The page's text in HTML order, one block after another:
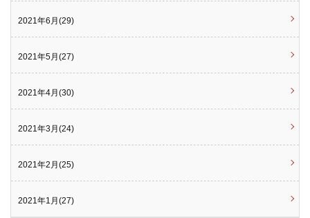
2021年6月(29)
2021年5月(27)
2021年4月(30)
2021年3月(24)
2021年2月(25)
2021年1月(27)